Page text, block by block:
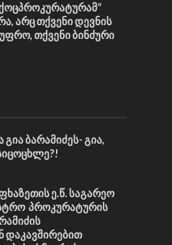
არც თქვენი დევნის
თქვენი ბინძური
ბარამიძეს- გია,
ე.წ. საგარეო
პროკურატურის
დაკავშირებით